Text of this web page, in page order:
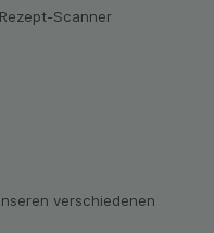
Scanner
verschiedenen